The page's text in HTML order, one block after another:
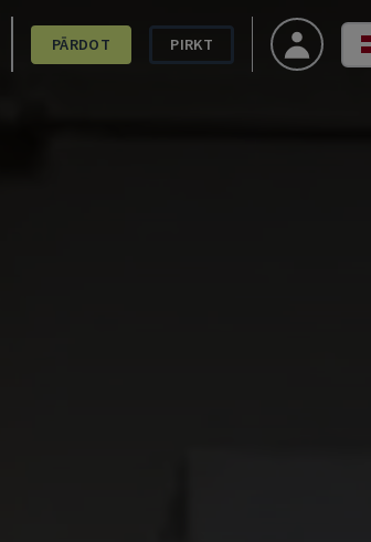
PĀRDOT PIRKT